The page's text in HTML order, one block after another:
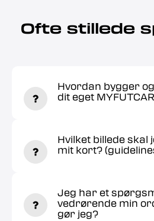
Ofte stillede
Hvordan bygger
dit eget
Hvilket billede skal
mit kort?
Jeg har et
vedrørende min
gør jeg?